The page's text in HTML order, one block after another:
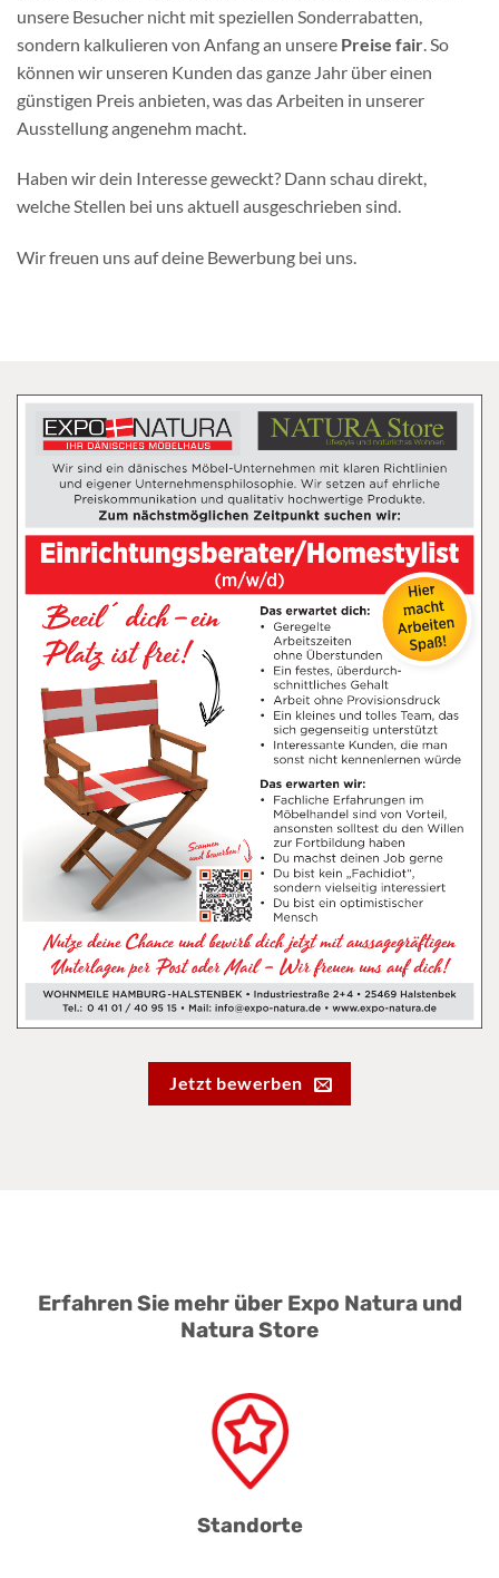
unsere Besucher nicht mit speziellen Sonderrabatten,
sondern kalkulieren von Anfang an unsere Preise fair . So
können wir unseren Kunden das ganze Jahr über einen
günstigen Preis anbieten, was das Arbeiten in unserer
Ausstellung angenehm macht.
Haben wir dein Interesse geweckt? Dann schau direkt,
welche Stellen bei uns aktuell ausgeschrieben sind.
Wir freuen uns auf deine Bewerbung bei uns.
Jetzt bewerben
Erfahren Sie mehr über Expo Natura und
Natura Store
Standorte